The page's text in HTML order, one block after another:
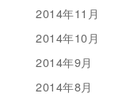
2014年11月
2014年10月
2014年9月
2014年8月